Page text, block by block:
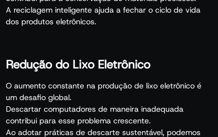
A reciclagem inteligente ajuda a fechar o ciclo de vida
dos produtos eletrônicos.
Redução do Lixo Eletrônico
O aumento constante na produção de lixo eletrônico é
um desafio global.
Descartar computadores de maneira inadequada
contribui para esse problema crescente.
Ao adotar práticas de descarte sustentável, podemos